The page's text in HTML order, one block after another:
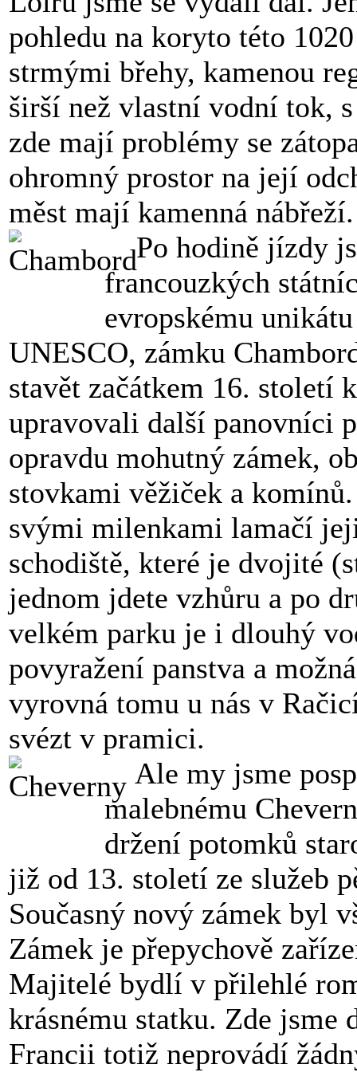
pohledu na koryto této
strmými břehy, kamenou
širší než vlastní vodní tok,
zde mají problémy se
ohromný prostor na její
měst mají kamenná nábřeží.
Po hodině jízdy
francouzkých
evropskému
UNESCO, zámku
stavět začátkem 16. století
upravovali další panovníci
opravdu mohutný zámek,
stovkami věžiček a
svými milenkami lamačí
schodiště, které je dvojité
jednom jdete vzhůru a po
velkém parku je i dlouhý
povyražení panstva a
vyrovná tomu u nás v
svézt v pramici.
Ale my jsme
malebnému
držení potomků
již od 13. století ze služeb
Současný nový zámek byl
Zámek je přepychově
Majitelé bydlí v přilehlé
krásnému statku. Zde jsme
Francii totiž neprovádí